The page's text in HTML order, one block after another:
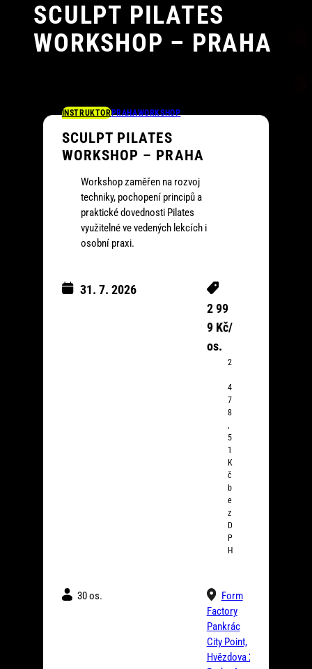
SCULPT PILATES
WORKSHOP – PRAHA
INSTRUKTORPRAHAWORKSHOP
SCULPT PILATES
WORKSHOP – PRAHA
Workshop zaměřen na rozvoj
techniky, pochopení principů a
praktické dovednosti Pilates
využitelné ve vedených lekcích i
osobní praxi.
31. 7. 2026
2 99
9 Kč/
os.
2
4
7
8
5
1
K
č
b
e
z
D
P
H
30 os.
Form
Factory
Pankrác
City Point,
Hvězdova 2a,